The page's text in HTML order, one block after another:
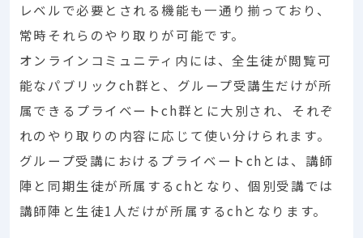
レベルで必要とされる機能も一通り揃っており、
常時それらのやり取りが可能です。
オンラインコミュニティ内には、全生徒が閲覧可
能なパブリックch群と、グループ受講生だけが所
属できるプライベートch群とに大別され、それぞ
れのやり取りの内容に応じて使い分けられます。
グループ受講におけるプライベートchとは、講師
陣と同期生徒が所属するchとなり、個別受講では
講師陣と生徒1人だけが所属するchとなります。